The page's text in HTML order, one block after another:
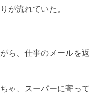
が流れていた。
ら、仕事のメールを返
ゃ、スーパーに寄って